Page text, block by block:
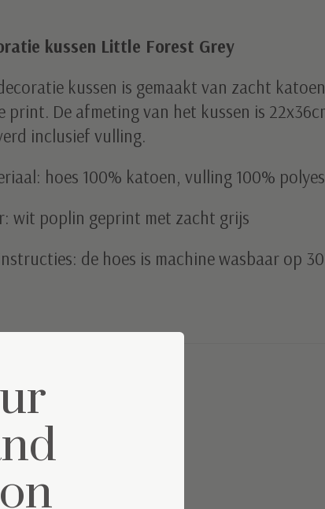
kussen Little Forest Grey
kussen is gemaakt van zacht
print. De afmeting van het kussen is
inclusief vulling.
hoes 100% katoen, vulling 100%
wit poplin geprint met zacht grijs
de hoes is machine wasbaar op